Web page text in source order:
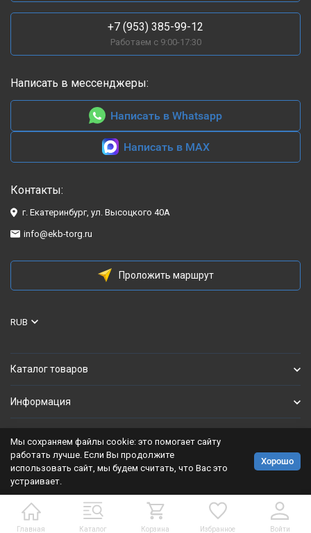
Главная Каталог Корзина Избранное Войти
+7 (953) 385-99-12
Работаем с 9:00-17:30
Написать в мессенджеры:
Написать в Whatsapp
Написать в MAX
Контакты:
г. Екатеринбург, ул. Высоцкого 40А
info@ekb-torg.ru
Проложить маршрут
RUB
Каталог товаров
Информация
Политика персональных данных
Разработано вbodysite.ru
Мы сохраняем файлы cookie: это помогает сайту
работать лучше. Если Вы продолжите
использовать сайт, мы будем считать, что Вас это
устраивает.
Хорошо